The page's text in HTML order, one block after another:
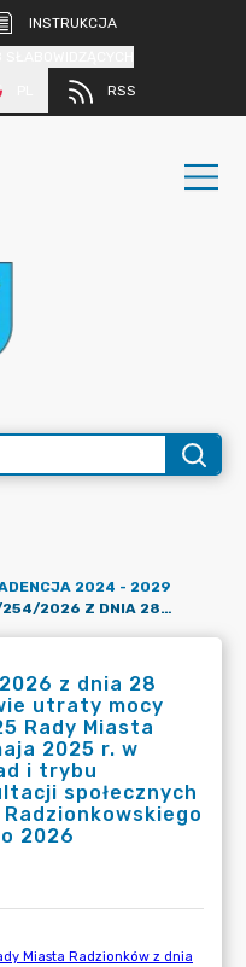
INSTRUKCJA
RSS
2024 - 2029
UCHWAŁA NR XXVIII/254/2026 Z DNIA 28 MAJA 2026 ROKU W SPRAWIE UTRATY MOCY UCHWAŁY NR XIV/142/2025 RADY MIASTA RADZIONKÓW Z DNIA 29 MAJA 2025 R. W SPRAWIE OKREŚLENIA ZASAD I TRYBU PRZEPROWADZANIA KONSULTACJI SPOŁECZNYCH ZWIĄZANYCH Z REALIZACJĄ RADZIONKOWSKIEGO BUDŻETU OBYWATELSKIEGO 2026
z dnia 28
utraty mocy
Rady Miasta
2025 r. w
i trybu
społecznych
2026